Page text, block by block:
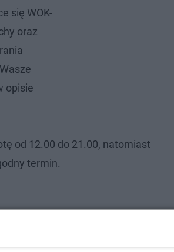
się WOK-
oraz
opisie
od 12.00 do 21.00, natomiast
termin.